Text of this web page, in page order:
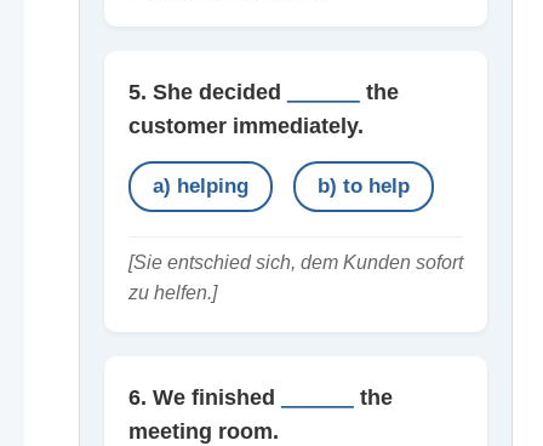
5. She decided
the
customer immediately.
a) helping b) to help
[Sie entschied sich, dem Kunden sofort
zu helfen.]
6. We finished
the
meeting room.